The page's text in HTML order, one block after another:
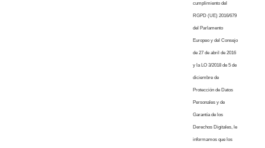
cumplimiento del
RGPD (UE) 2016/679
del Parlamento
Europeo y del Consejo
de 27 de abril de 2016
y la LO 3/2018 de 5 de
diciembre de
Protección de Datos
Personales y de
Garantía de los
Derechos Digitales, le
informamos que los